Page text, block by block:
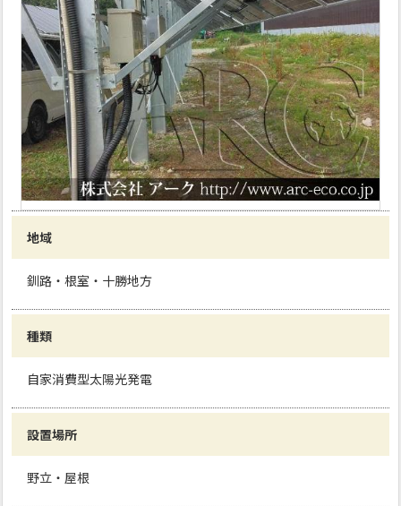
地域
釧路・根室・十勝地方
種類
自家消費型太陽光発電
設置場所
野立・屋根